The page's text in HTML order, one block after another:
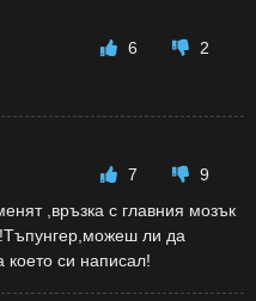
6
2
7
9
,връзка с главния мозък
ли да
си написал!